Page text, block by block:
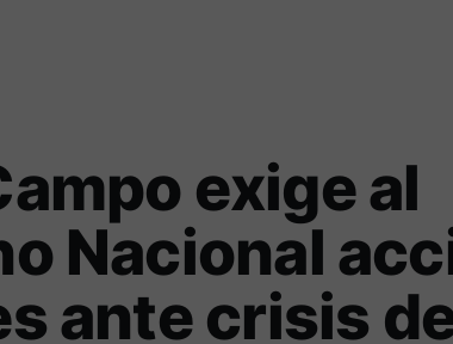
exige al
Nacional
ante crisis